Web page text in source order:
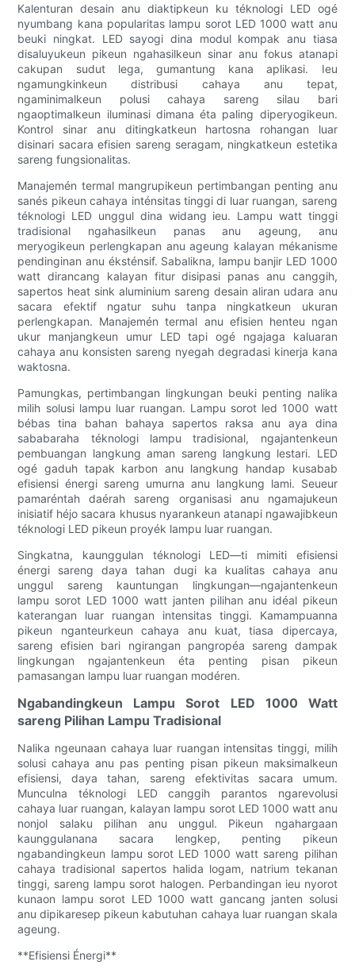
Kalenturan desain anu diaktipkeun ku téknologi LED ogé
nyumbang kana popularitas lampu sorot LED 1000 watt anu
beuki ningkat. LED sayogi dina modul kompak anu tiasa
disaluyukeun pikeun ngahasilkeun sinar anu fokus atanapi
cakupan sudut lega, gumantung kana aplikasi. Ieu
ngamungkinkeun distribusi cahaya anu tepat,
ngaminimalkeun polusi cahaya sareng silau bari
ngaoptimalkeun iluminasi dimana éta paling diperyogikeun.
Kontrol sinar anu ditingkatkeun hartosna rohangan luar
disinari sacara efisien sareng seragam, ningkatkeun estetika
sareng fungsionalitas.
Manajemén termal mangrupikeun pertimbangan penting anu
sanés pikeun cahaya inténsitas tinggi di luar ruangan, sareng
téknologi LED unggul dina widang ieu. Lampu watt tinggi
tradisional ngahasilkeun panas anu ageung, anu
meryogikeun perlengkapan anu ageung kalayan mékanisme
pendinginan anu éksténsif. Sabalikna, lampu banjir LED 1000
watt dirancang kalayan fitur disipasi panas anu canggih,
sapertos heat sink aluminium sareng desain aliran udara anu
sacara efektif ngatur suhu tanpa ningkatkeun ukuran
perlengkapan. Manajemén termal anu efisien henteu ngan
ukur manjangkeun umur LED tapi ogé ngajaga kaluaran
cahaya anu konsisten sareng nyegah degradasi kinerja kana
waktosna.
Pamungkas, pertimbangan lingkungan beuki penting nalika
milih solusi lampu luar ruangan. Lampu sorot led 1000 watt
bébas tina bahan bahaya sapertos raksa anu aya dina
sababaraha téknologi lampu tradisional, ngajantenkeun
pembuangan langkung aman sareng langkung lestari. LED
ogé gaduh tapak karbon anu langkung handap kusabab
efisiensi énergi sareng umurna anu langkung lami. Seueur
pamaréntah daérah sareng organisasi anu ngamajukeun
inisiatif héjo sacara khusus nyarankeun atanapi ngawajibkeun
téknologi LED pikeun proyék lampu luar ruangan.
Singkatna, kaunggulan téknologi LED—ti mimiti efisiensi
énergi sareng daya tahan dugi ka kualitas cahaya anu
unggul sareng kauntungan lingkungan—ngajantenkeun
lampu sorot LED 1000 watt janten pilihan anu idéal pikeun
katerangan luar ruangan intensitas tinggi. Kamampuanna
pikeun nganteurkeun cahaya anu kuat, tiasa dipercaya,
sareng efisien bari ngirangan pangropéa sareng dampak
lingkungan ngajantenkeun éta penting pisan pikeun
pamasangan lampu luar ruangan modéren.
Ngabandingkeun Lampu Sorot LED 1000 Watt
sareng Pilihan Lampu Tradisional
Nalika ngeunaan cahaya luar ruangan intensitas tinggi, milih
solusi cahaya anu pas penting pisan pikeun maksimalkeun
efisiensi, daya tahan, sareng efektivitas sacara umum.
Munculna téknologi LED canggih parantos ngarevolusi
cahaya luar ruangan, kalayan lampu sorot LED 1000 watt anu
nonjol salaku pilihan anu unggul. Pikeun ngahargaan
kaunggulanana sacara lengkep, penting pikeun
ngabandingkeun lampu sorot LED 1000 watt sareng pilihan
cahaya tradisional sapertos halida logam, natrium tekanan
tinggi, sareng lampu sorot halogen. Perbandingan ieu nyorot
kunaon lampu sorot LED 1000 watt gancang janten solusi
anu dipikaresep pikeun kabutuhan cahaya luar ruangan skala
ageung.
**Efisiensi Énergi**